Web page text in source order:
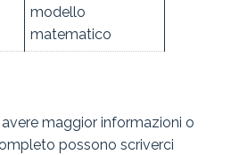
modello
matematico
maggior informazioni o
possono scriverci